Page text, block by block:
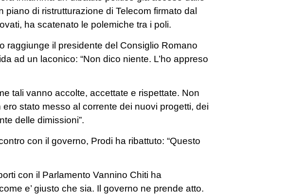
di ristrutturazione di Telecom firmato dal
ha scatenato le polemiche tra i poli.
raggiunge il presidente del Consiglio Romano
ad un laconico: “Non dico niente. L’ho appreso
tali vanno accolte, accettate e rispettate. Non
stato messo al corrente dei nuovi progetti, dei
delle dimissioni”.
con il governo, Prodi ha ribattuto: “Questo
con il Parlamento Vannino Chiti ha
e’ giusto che sia. Il governo ne prende atto.